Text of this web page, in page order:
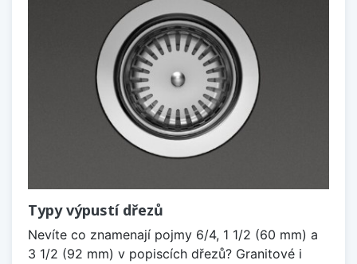
Typy výpustí dřezů
Nevíte co znamenají pojmy 6/4, 1 1/2 (60 mm) a
3 1/2 (92 mm) v popiscích dřezů? Granitové i